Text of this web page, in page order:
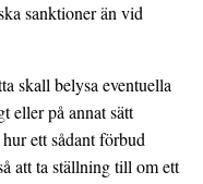
sanktioner än vid
skall belysa eventuella
eller på annat sätt
ett sådant förbud
att ta ställning till om ett